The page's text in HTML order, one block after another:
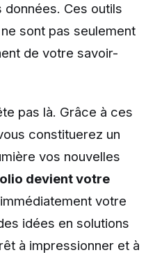
Ces outils
sont pas seulement
de votre savoir-
pas là. Grâce à ces
constituerez un
vos nouvelles
devient votre
votre
idées en solutions
à impressionner et à